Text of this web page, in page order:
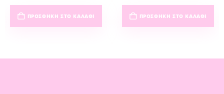
ΠΡΟΣΘΉΚΗ ΣΤΟ ΚΑΛΆΘΙ ΠΡΟΣΘΉΚΗ ΣΤΟ ΚΑΛΆΘΙ